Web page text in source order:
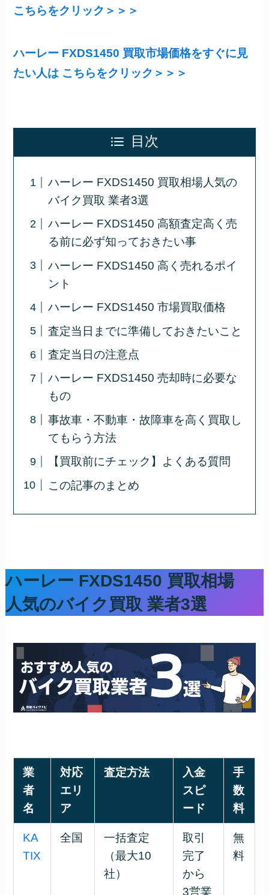
こちらをクリック＞＞＞
ハーレー FXDS1450 買取市場価格をすぐに見
たい人は こちらをクリック＞＞＞
目次
ハーレー FXDS1450 買取相場人気の
バイク買取 業者3選
ハーレー FXDS1450 高額査定高く売
る前に必ず知っておきたい事
ハーレー FXDS1450 高く売れるポイ
ント
ハーレー FXDS1450 市場買取価格
査定当日までに準備しておきたいこと
査定当日の注意点
ハーレー FXDS1450 売却時に必要な
もの
事故車・不動車・故障車を高く買取し
てもらう方法
【買取前にチェック】よくある質問
この記事のまとめ
ハーレー FXDS1450 買取相場
人気のバイク買取 業者3選
業
者
名
対応
エリ
ア
査定方法
入金
スピ
ード
手
数
料
KA
TIX
全国
一括査定
（最大10
社）
取引
完了
から
3営業
無
料